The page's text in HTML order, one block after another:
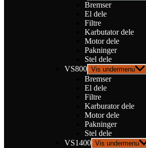
Bremser
El dele
Filtre
Karbutator dele
Motor dele
Pakninger
Stel dele
VS800 Vis undermenu
Bremser
El dele
Filtre
Karburator dele
Motor dele
Pakninger
Stel dele
VS1400 Vis undermenu